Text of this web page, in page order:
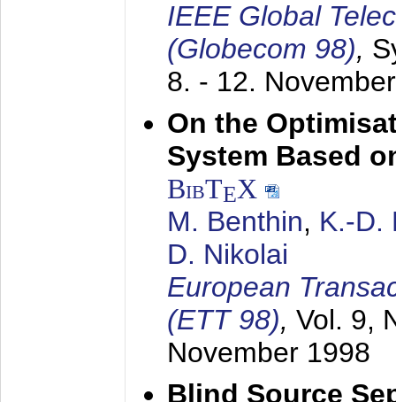
IEEE Global
(Globecom 98),
8. - 12.
On the
System Based
BibTEX
M. Benthin, K.-D.
D. Nikolai
European
(ETT 98), Vol. 9,
November 1998
Blind Source